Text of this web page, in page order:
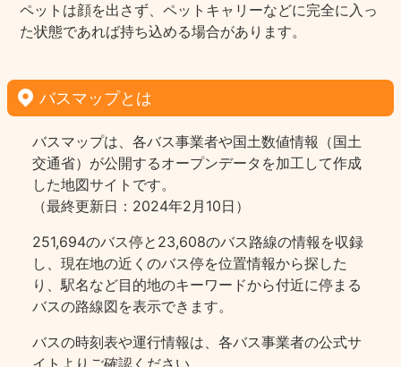
ペットは顔を出さず、ペットキャリーなどに完全に入っ
た状態であれば持ち込める場合があります。
バスマップとは
バスマップは、各バス事業者や国土数値情報（国土
交通省）が公開するオープンデータを加工して作成
した地図サイトです。
（最終更新日：2024年2月10日）
251,694のバス停と23,608のバス路線の情報を収録
し、現在地の近くのバス停を位置情報から探した
り、駅名など目的地のキーワードから付近に停まる
バスの路線図を表示できます。
バスの時刻表や運行情報は、各バス事業者の公式サ
イトよりご確認ください。